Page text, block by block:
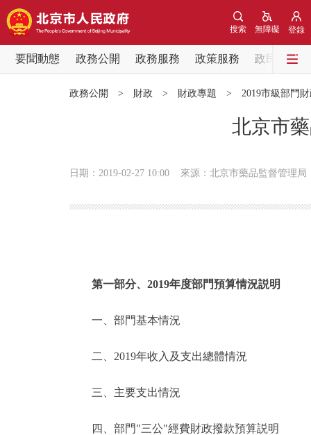
登錄
無障礙
搜索
要聞動態 政務公開 政務服務 政策服務
政民互動
政務公開 > 財政 > 財政專題 > 2019市級部門
北京市
日期：2019-02-27 10:00 來源：北京市藥品監督管理局
第一部分、2019年度部門預算情況説明
一、部門基本情況
二、2019年收入及支出總體情況
三、主要支出情況
四、部門"三公"經費財政撥款預算説明